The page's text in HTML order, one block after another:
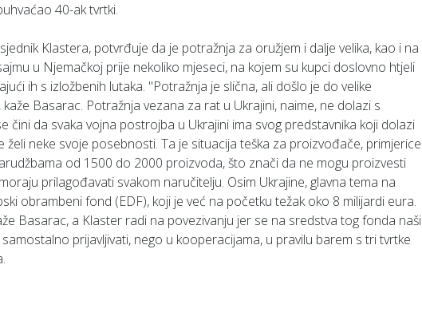
40-ak tvrtki.
Klastera, potvrđuje da je potražnja za oružjem i dalje velika, kao i na
u Njemačkoj prije nekoliko mjeseci, na kojem su kupci doslovno htjeli
ih s izložbenih lutaka. "Potražnja je slična, ali došlo je do velike
Basarac. Potražnja vezana za rat u Ukrajini, naime, ne dolazi s
čini da svaka vojna postrojba u Ukrajini ima svog predstavnika koji dolazi
želi neke svoje posebnosti. Ta je situacija teška za proizvođače, primjerice
od 1500 do 2000 proizvoda, što znači da ne mogu proizvesti
prilagođavati svakom naručitelju. Osim Ukrajine, glavna tema na
obrambeni fond (EDF), koji je već na početku težak oko 8 milijardi eura.
Basarac, a Klaster radi na povezivanju jer se na sredstva tog fonda naši
prijavljivati, nego u kooperacijama, u pravilu barem s tri tvrtke